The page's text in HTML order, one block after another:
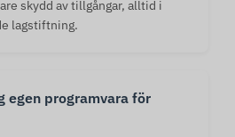
skydd av tillgångar, alltid i
lagstiftning.
egen programvara för